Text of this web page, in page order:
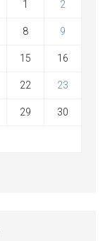
1 2
8 9
15 16
22 23
29 30